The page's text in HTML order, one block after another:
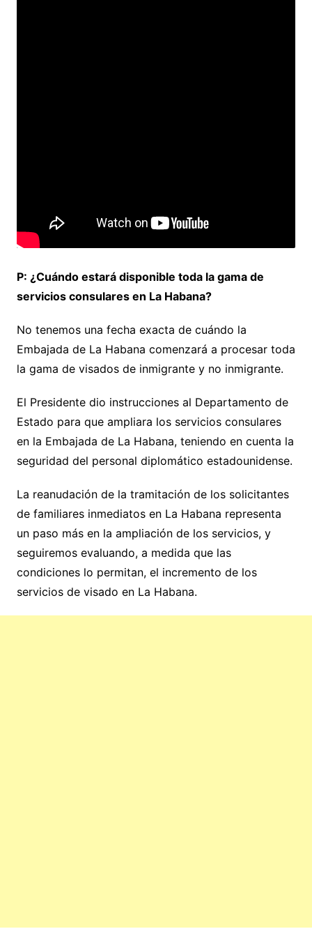
P: ¿Cuándo estará disponible toda la gama de
servicios consulares en La Habana?
No tenemos una fecha exacta de cuándo la
Embajada de La Habana comenzará a procesar toda
la gama de visados de inmigrante y no inmigrante.
El Presidente dio instrucciones al Departamento de
Estado para que ampliara los servicios consulares
en la Embajada de La Habana, teniendo en cuenta la
seguridad del personal diplomático estadounidense.
La reanudación de la tramitación de los solicitantes
de familiares inmediatos en La Habana representa
un paso más en la ampliación de los servicios, y
seguiremos evaluando, a medida que las
condiciones lo permitan, el incremento de los
servicios de visado en La Habana.